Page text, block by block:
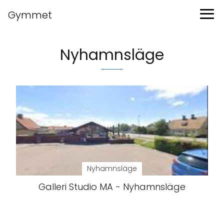
Gymmet
Nyhamnsläge
Nyhamnsläge
Galleri Studio MA - Nyhamnsläge